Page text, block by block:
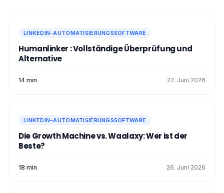
LINKEDIN-AUTOMATISIERUNGSSOFTWARE
Humanlinker : Vollständige Überprüfung und
Alternative
14 min 22. Juni 2026
LINKEDIN-AUTOMATISIERUNGSSOFTWARE
Die Growth Machine vs. Waalaxy: Wer ist der
Beste?
18 min 26. Juni 2026